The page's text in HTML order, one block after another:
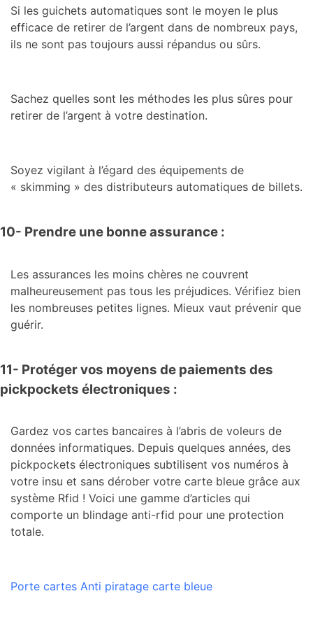
Si les guichets automatiques sont le moyen le plus
efficace de retirer de l’argent dans de nombreux pays,
ils ne sont pas toujours aussi répandus ou sûrs.
Sachez quelles sont les méthodes les plus sûres pour
retirer de l’argent à votre destination.
Soyez vigilant à l’égard des équipements de
« skimming » des distributeurs automatiques de billets.
10- Prendre une bonne assurance :
Les assurances les moins chères ne couvrent
malheureusement pas tous les préjudices. Vérifiez bien
les nombreuses petites lignes. Mieux vaut prévenir que
guérir.
11- Protéger vos moyens de paiements des
pickpockets électroniques :
Gardez vos cartes bancaires à l’abris de voleurs de
données informatiques. Depuis quelques années, des
pickpockets électroniques subtilisent vos numéros à
votre insu et sans dérober votre carte bleue grâce aux
système Rfid ! Voici une gamme d’articles qui
comporte un blindage anti-rfid pour une protection
totale.
Porte cartes Anti piratage carte bleue